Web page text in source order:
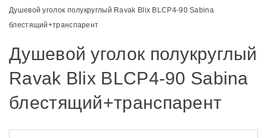
Шторки для ванн
Аксессуары
Унитазы и биде
Душевые двери
Душевой уголок полукруглый Ravak Blix BLCP4-90 Sabina
блестящий+транспарент
Душевой уголок полукруглый
Ravak Blix BLCP4-90 Sabina
блестящий+транспарент